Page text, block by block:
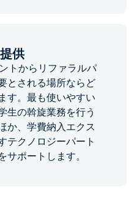
供
トからリファラルパ
とされる場所ならど
す。最も使いやすい
生の斡旋業務を行う
か、学費納入エクス
テクノロジーパート
サポートします。